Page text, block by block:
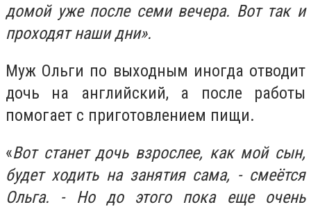
домой уже после семи вечера. Вот так и
проходят наши дни».
Муж Ольги по выходным иногда отводит
дочь на английский, а после работы
помогает с приготовлением пищи.
«Вот станет дочь взрослее, как мой сын,
будет ходить на занятия сама, - смеётся
Ольга. - Но до этого пока еще очень